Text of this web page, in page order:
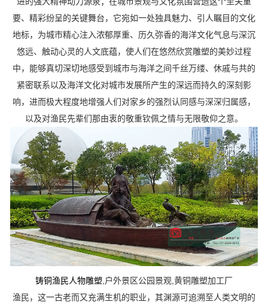
要、精彩纷呈的关键舞台，它宛如一处独具魅力、引人瞩目的文化
地标，为城市精心注入浓郁厚重、历久弥香的海洋文化气息与深沉
悠远、触动心灵的人文底蕴，使人们在悠然欣赏雕塑的美妙过程
中，能够真切深切地感受到城市与海洋之间千丝万缕、休戚与共的
紧密联系以及海洋文化对城市发展所产生的深远而持久的深刻影
响，进而极大程度地增强人们对家乡的强烈认同感与深深归属感，
以及对渔民先辈们那由衷的敬重钦佩之情与无限敬仰之意。
铸铜渔民人物雕塑 ,户外景区公园景观,黄铜雕塑加工厂
渔民，这一古老而又充满生机的职业，其渊源可追溯至人类文明的